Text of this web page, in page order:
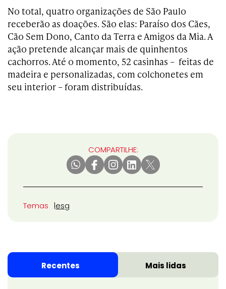
No total, quatro organizações de São Paulo
receberão as doações. São elas: Paraíso dos Cães,
Cão Sem Dono, Canto da Terra e Amigos da Mia. A
ação pretende alcançar mais de quinhentos
cachorros. Até o momento, 52 casinhas – feitas de
madeira e personalizadas, com colchonetes em
seu interior – foram distribuídas.
COMPARTILHE:
Temas esg
Recentes Mais lidas